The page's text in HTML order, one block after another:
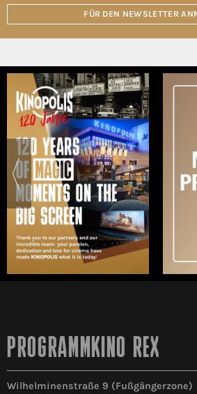
FÜR DEN NEWSLETTER
PROGRAMMKINO REX
Wilhelminenstraße 9 (Fußgängerzone)